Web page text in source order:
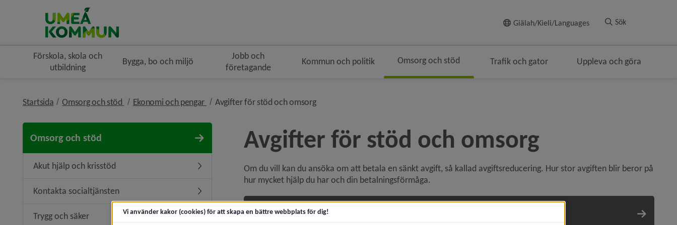
Giälah/Kieli/Languages Sök
Förskola, skola och
utbildning
Bygga, bo och miljö
Jobb och
företagande
Kommun och politik Omsorg och stöd Trafik och gator Uppleva och göra
Startsida Omsorg och stöd nivå i brödsmulenavigeringen
Ekonomi och pengar nivå i brödsmulenavigeringen
Avgifter för stöd och omsorgnivå i brödsmulenavigeringen
Omsorg och stöd
Akut hjälp och krisstöd Undermeny för Akut hjälp och krisstöd
Kontakta socialtjänsten Undermeny för Kontakta socialtjänsten
Trygg och säker
Avgifter för stöd och omsorg
Om du vill kan du ansöka om att betala en sänkt avgift, så kallad avgiftsreducering. Hur stor avgiften blir beror på
hur mycket hjälp du har och din betalningsförmåga.
Ansök om reducerad avgift, lämna in underlag
Vi använder kakor (cookies) för att skapa en bättre webbplats för dig!